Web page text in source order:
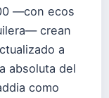
—con ecos
crean
a
absoluta del
como